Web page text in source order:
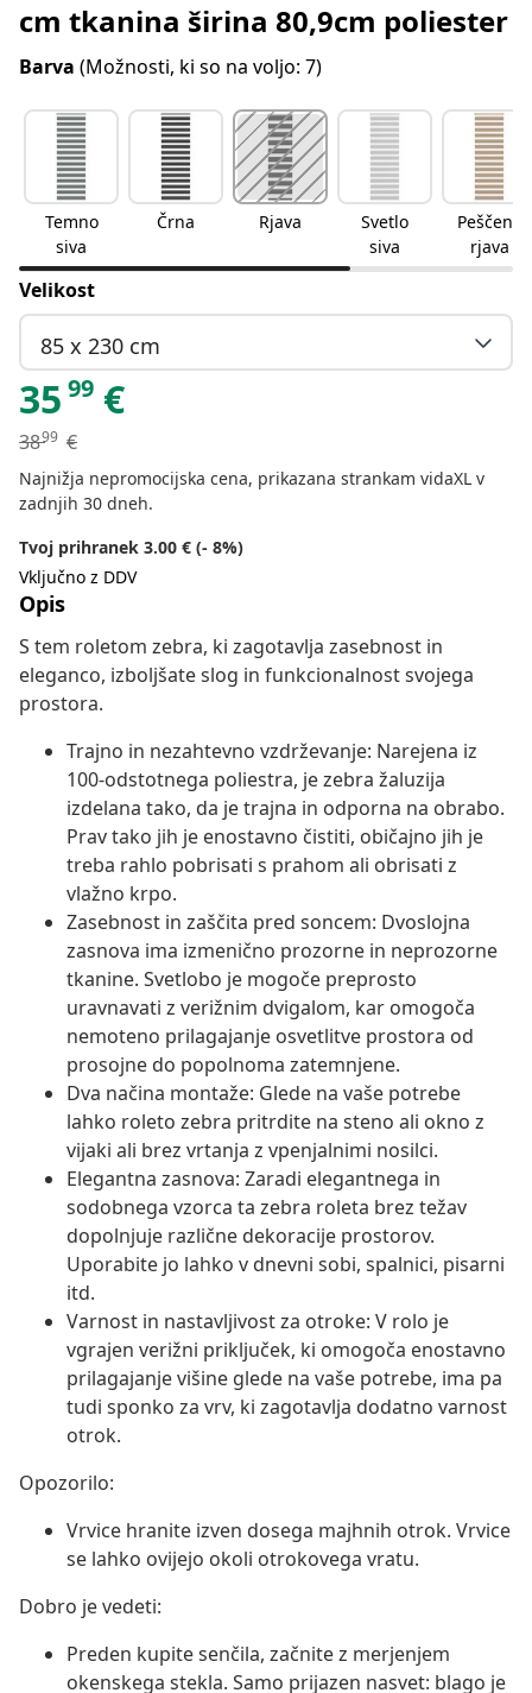
cm tkanina širina 80,9cm poliester
Barva (Možnosti, ki so na voljo: 7)
Temno
siva
Črna Rjava
Svetlo
siva
Peščeno
rjava
Velikost
85 x 230 cm
35 99 €
3899 €
Najnižja nepromocijska cena, prikazana strankam vidaXL v
zadnjih 30 dneh.
Tvoj prihranek 3.00 € (- 8%)
Vključno z DDV
Opis
S tem roletom zebra, ki zagotavlja zasebnost in
eleganco, izboljšate slog in funkcionalnost svojega
prostora.
Trajno in nezahtevno vzdrževanje: Narejena iz
100-odstotnega poliestra, je zebra žaluzija
izdelana tako, da je trajna in odporna na obrabo.
Prav tako jih je enostavno čistiti, običajno jih je
treba rahlo pobrisati s prahom ali obrisati z
vlažno krpo.
Zasebnost in zaščita pred soncem: Dvoslojna
zasnova ima izmenično prozorne in neprozorne
tkanine. Svetlobo je mogoče preprosto
uravnavati z verižnim dvigalom, kar omogoča
nemoteno prilagajanje osvetlitve prostora od
prosojne do popolnoma zatemnjene.
Dva načina montaže: Glede na vaše potrebe
lahko roleto zebra pritrdite na steno ali okno z
vijaki ali brez vrtanja z vpenjalnimi nosilci.
Elegantna zasnova: Zaradi elegantnega in
sodobnega vzorca ta zebra roleta brez težav
dopolnjuje različne dekoracije prostorov.
Uporabite jo lahko v dnevni sobi, spalnici, pisarni
itd.
Varnost in nastavljivost za otroke: V rolo je
vgrajen verižni priključek, ki omogoča enostavno
prilagajanje višine glede na vaše potrebe, ima pa
tudi sponko za vrv, ki zagotavlja dodatno varnost
otrok.
Opozorilo:
Vrvice hranite izven dosega majhnih otrok. Vrvice
se lahko ovijejo okoli otrokovega vratu.
Dobro je vedeti:
Preden kupite senčila, začnite z merjenjem
okenskega stekla. Samo prijazen nasvet: blago je